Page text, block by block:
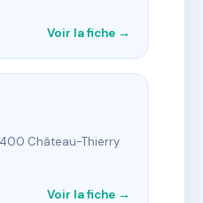
Voir la fiche →
Château-Thierry
Voir la fiche →